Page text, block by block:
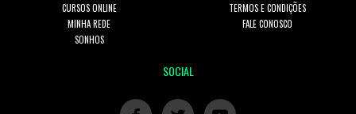
CURSOS ONLINE
MINHA REDE
SONHOS
TERMOS E CONDIÇÕES
FALE CONOSCO
SOCIAL